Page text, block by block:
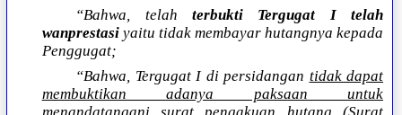
“Bahwa, telahterbukti Tergugat I telah
wanprestasiyaitu tidak membayar hutangnya kepada
Penggugat;
“Bahwa, Tergugat I di persidangan tidak dapat
membuktikan adanya paksaan untuk